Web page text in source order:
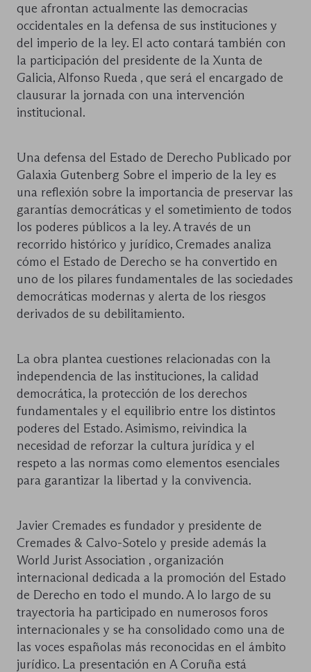
que afrontan actualmente las democracias
occidentales en la defensa de sus instituciones y
del imperio de la ley. El acto contará también con
la participación del presidente de la Xunta de
Galicia, Alfonso Rueda , que será el encargado de
clausurar la jornada con una intervención
institucional.
Una defensa del Estado de Derecho Publicado por
Galaxia Gutenberg Sobre el imperio de la ley es
una reflexión sobre la importancia de preservar las
garantías democráticas y el sometimiento de todos
los poderes públicos a la ley. A través de un
recorrido histórico y jurídico, Cremades analiza
cómo el Estado de Derecho se ha convertido en
uno de los pilares fundamentales de las sociedades
democráticas modernas y alerta de los riesgos
derivados de su debilitamiento.
La obra plantea cuestiones relacionadas con la
independencia de las instituciones, la calidad
democrática, la protección de los derechos
fundamentales y el equilibrio entre los distintos
poderes del Estado. Asimismo, reivindica la
necesidad de reforzar la cultura jurídica y el
respeto a las normas como elementos esenciales
para garantizar la libertad y la convivencia.
Javier Cremades es fundador y presidente de
Cremades & Calvo-Sotelo y preside además la
World Jurist Association , organización
internacional dedicada a la promoción del Estado
de Derecho en todo el mundo. A lo largo de su
trayectoria ha participado en numerosos foros
internacionales y se ha consolidado como una de
las voces españolas más reconocidas en el ámbito
jurídico. La presentación en A Coruña está